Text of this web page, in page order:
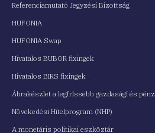
Referenciamutató Jegyzési Bizottság
HUFONIA
HUFONIA Swap
Hivatalos BUBOR fixingek
Hivatalos BIRS fixingek
Ábrakészlet a legfrissebb gazdasági és
Növekedési Hitelprogram (NHP)
A monetáris politikai eszköztár